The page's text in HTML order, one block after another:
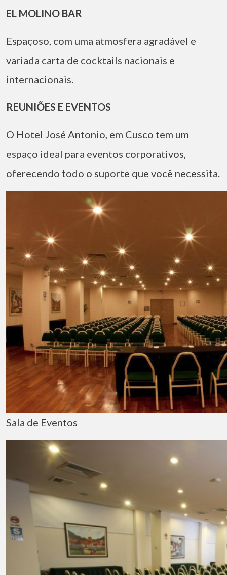
EL MOLINO BAR
Espaçoso, com uma atmosfera agradável e
variada carta de cocktails nacionais e
internacionais.
REUNIÕES E EVENTOS
O Hotel José Antonio, em Cusco tem um
espaço ideal para eventos corporativos,
oferecendo todo o suporte que você necessita.
Sala de Eventos